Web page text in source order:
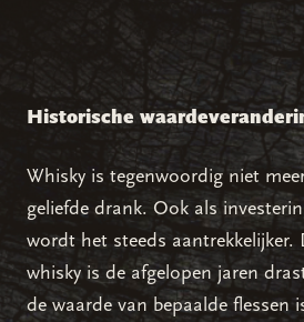
Historische
Whisky is tegenwoordig niet
geliefde drank. Ook als
wordt het steeds aantrekkelijker.
whisky is de afgelopen jaren
de waarde van bepaalde flessen